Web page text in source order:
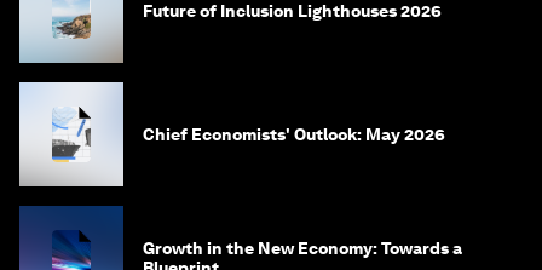
Future of Inclusion Lighthouses 2026
Chief Economists' Outlook: May 2026
Growth in the New Economy: Towards a